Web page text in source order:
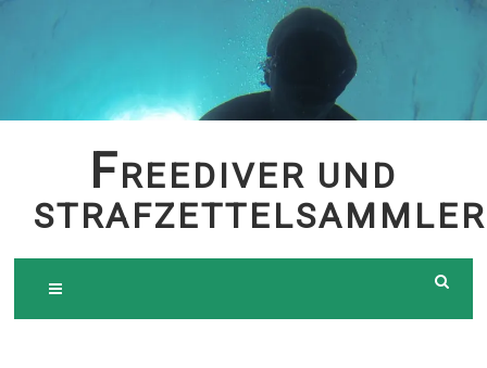
FREEDIVER UND
STRAFZETTELSAMMLER